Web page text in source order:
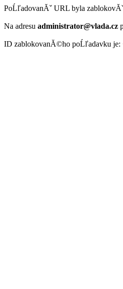
PoĹľadovanĂˇ URL byla
Na adresu administrator@vlada.cz
ID zablokovanĂ©ho poĹľadavku je: